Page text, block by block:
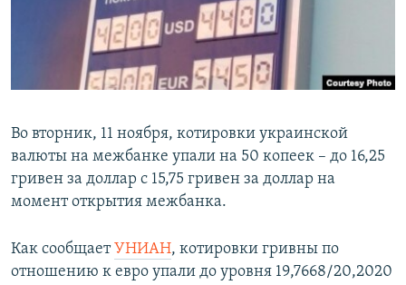
ПОБЕДИТЕЛЕЙ НЕ СУДЯТ?
КРЫМ.НЕПОКОРЕННЫЙ
ПРИСОЕДИНЯЙТЕСЬ!
Все сайты RFE/RL
Во вторник, 11 ноября, котировки украинской
валюты на межбанке упали на 50 копеек – до 16,25
гривен за доллар с 15,75 гривен за доллар на
момент открытия межбанка.
Как сообщает УНИАН, котировки гривны по
отношению к евро упали до уровня 19,7668/20,2020